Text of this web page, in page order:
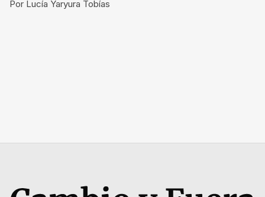
Por Lucía Yaryura Tobías